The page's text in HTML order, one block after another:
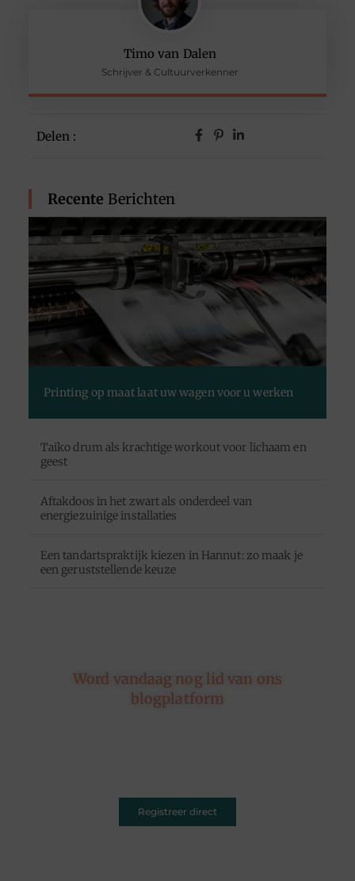
Timo van Dalen
Schrijver & Cultuurverkenner
Delen :
Recente Berichten
Printing op maat laat uw wagen voor u werken
Taiko drum als krachtige workout voor lichaam en
geest
Aftakdoos in het zwart als onderdeel van
energiezuinige installaties
Een tandartspraktijk kiezen in Hannut: zo maak je
een geruststellende keuze
Word vandaag nog lid van ons
blogplatform
Registreer direct